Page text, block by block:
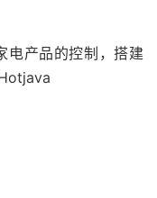
电产品的控制，搭建